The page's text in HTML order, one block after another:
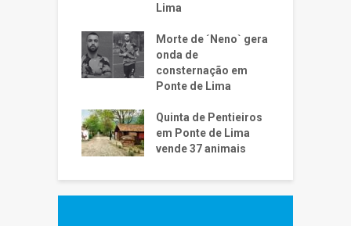
Lima
Morte de ´Neno` gera
onda de
consternação em
Ponte de Lima
Quinta de Pentieiros
em Ponte de Lima
vende 37 animais